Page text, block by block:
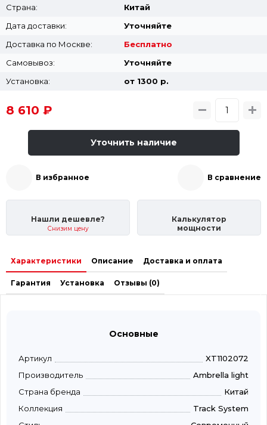
Страна:
Китай
Дата доставки:
Уточняйте
Доставка по Москве:
Бесплатно
Самовывоз:
Уточняйте
Установка:
от 1300 p.
8 610 ₽
Уточнить наличие
В избранное В сравнение
Нашли дешевле?
Снизим цену
Калькулятор
мощности
Характеристики Описание Доставка и оплата
Гарантия Установка Отзывы (0)
Основные
Артикул
XT1102072
Производитель
Ambrella light
Страна бренда
Китай
Коллекция
Track System